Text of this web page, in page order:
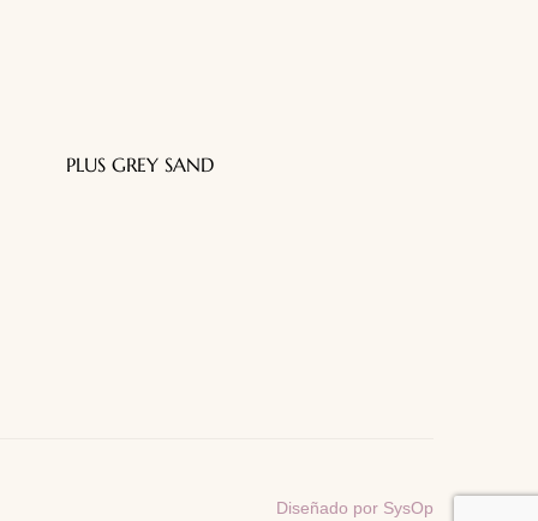
PLUS GREY SAND
Centro,
Diseñado por SysOp